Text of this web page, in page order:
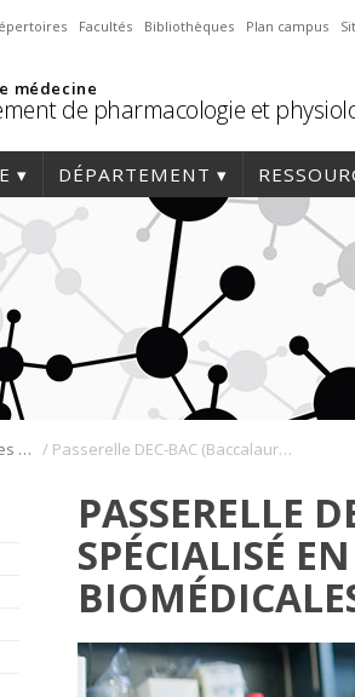
Facultés Bibliothèques Plan campus
médecine
de pharmacologie et
DÉPARTEMENT
Baccalauréat en sciences biomédicales / Passerelle DEC-BAC (Baccalauréat spécialisé en sciences biomédicales)
PASSERELLE
SPÉCIALISÉ